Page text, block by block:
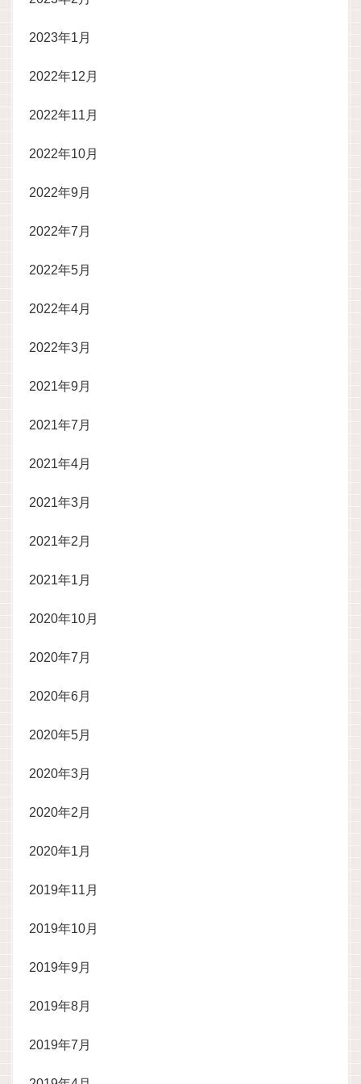
2023年1月
2022年12月
2022年11月
2022年10月
2022年9月
2022年7月
2022年5月
2022年4月
2022年3月
2021年9月
2021年7月
2021年4月
2021年3月
2021年2月
2021年1月
2020年10月
2020年7月
2020年6月
2020年5月
2020年3月
2020年2月
2020年1月
2019年11月
2019年10月
2019年9月
2019年8月
2019年7月